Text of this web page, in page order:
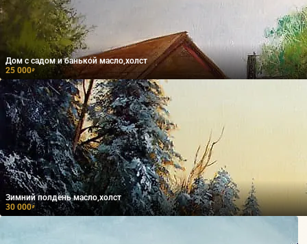
Дом с садом и банькой масло,холст
25 000₽
Зимний полдень масло,холст
30 000₽